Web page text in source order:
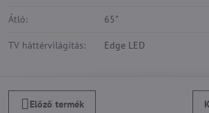
Átló: 65"
TV háttérvilágítás: Edge LED
Előző termék